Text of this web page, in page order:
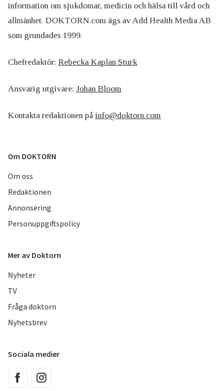
information om sjukdomar, medicin och hälsa till vård och
allmänhet. DOKTORN.com ägs av Add Health Media AB
som grundades 1999.
Chefredaktör: Rebecka Kaplan Sturk
Ansvarig utgivare: Johan Bloom
Kontakta redaktionen på info@doktorn.com
Om DOKTORN
Om oss
Redaktionen
Annonsering
Personuppgiftspolicy
Mer av Doktorn
Nyheter
TV
Fråga doktorn
Nyhetsbrev
Sociala medier